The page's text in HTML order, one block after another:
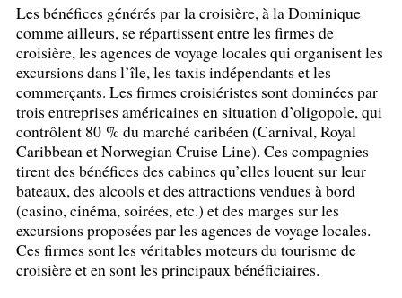
Les bénéfices générés par la croisière, à la Dominique
comme ailleurs, se répartissent entre les firmes de
croisière, les agences de voyage locales qui organisent les
excursions dans l’île, les taxis indépendants et les
commerçants. Les firmes croisiéristes sont dominées par
trois entreprises américaines en situation d’oligopole, qui
contrôlent 80 % du marché caribéen (Carnival, Royal
Caribbean et Norwegian Cruise Line). Ces compagnies
tirent des bénéfices des cabines qu’elles louent sur leur
bateaux, des alcools et des attractions vendues à bord
(casino, cinéma, soirées, etc.) et des marges sur les
excursions proposées par les agences de voyage locales.
Ces firmes sont les véritables moteurs du tourisme de
croisière et en sont les principaux bénéficiaires.